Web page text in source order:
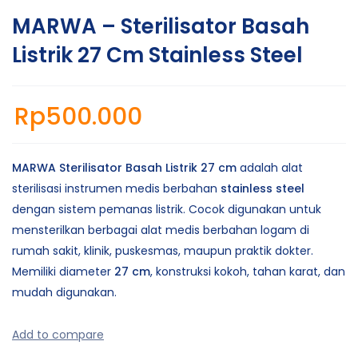
MARWA – Sterilisator Basah
Listrik 27 Cm Stainless Steel
Rp500.000
MARWA Sterilisator Basah Listrik 27 cm adalah alat
sterilisasi instrumen medis berbahan stainless steel
dengan sistem pemanas listrik. Cocok digunakan untuk
mensterilkan berbagai alat medis berbahan logam di
rumah sakit, klinik, puskesmas, maupun praktik dokter.
Memiliki diameter 27 cm, konstruksi kokoh, tahan karat, dan
mudah digunakan.